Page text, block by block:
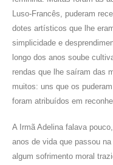
Luso-Francês, puderam
dotes artísticos que lhe
simplicidade e
longo dos anos soube
rendas que lhe saíram das
muitos: uns que os
foram atribuídos em
A Irmã Adelina falava
anos de vida que passou
algum sofrimento moral